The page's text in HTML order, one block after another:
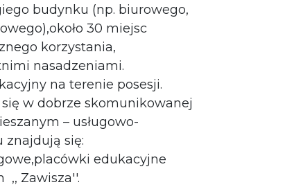
budynku (np. biurowego,
30 miejsc
korzystania,
nasadzeniami.
na terenie posesji.
w dobrze skomunikowanej
– usługowo-
znajdują się:
edukacyjne
,, Zawisza''.